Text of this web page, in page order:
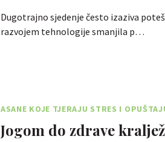
Dugotrajno sjedenje često izaziva
razvojem tehnologije smanjila p…
ASANE KOJE TJERAJU STRES I
Jogom do zdrave